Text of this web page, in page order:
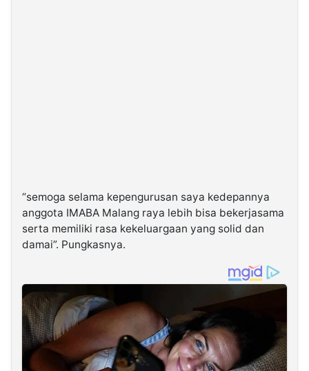
“semoga selama kepengurusan saya kedepannya
anggota IMABA Malang raya lebih bisa bekerjasama
serta memiliki rasa kekeluargaan yang solid dan
damai”. Pungkasnya.